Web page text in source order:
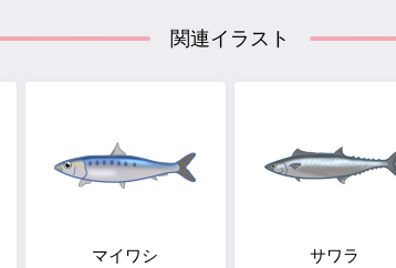
関連イラスト
マイワシ サワラ